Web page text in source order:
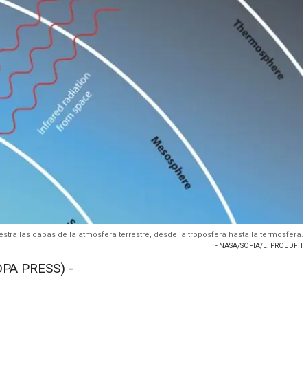
las capas de la atmósfera terrestre, desde la troposfera hasta la termosfera.
- NASA/SOFIA/L. PROUDFIT
PRESS) -